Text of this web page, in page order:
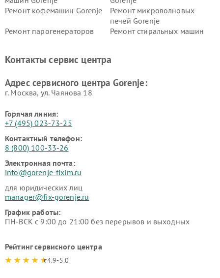
Ремонт кофемашин Gorenje
Ремонт микроволновых
печей Gorenje
Ремонт парогенераторов
Ремонт стиральных машин
Контакты сервис центра
Адрес сервисного центра Gorenje:
г. Москва, ул. Чаянова 18
Горячая линия:
+7 (495) 023-73-25
Контактный телефон:
8 (800) 100-33-26
Электронная почта:
info@gorenje-fixim.ru
для юридических лиц
manager@fix-gorenje.ru
График работы:
ПН-ВСК с 9:00 до 21:00 без перерывов и выходных
Рейтинг сервисного центра
4.9-5.0